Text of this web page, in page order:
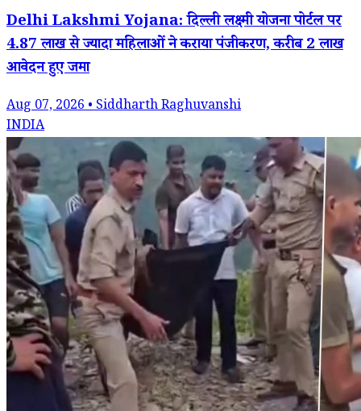
Delhi Lakshmi Yojana: दिल्ली लक्ष्मी योजना पोर्टल पर
4.87 लाख से ज्यादा महिलाओं ने कराया पंजीकरण, करीब 2 लाख
आवेदन हुए जमा
Aug 07, 2026 • Siddharth Raghuvanshi
INDIA